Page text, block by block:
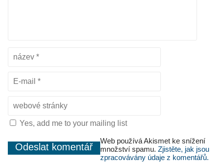
Yes, add me to your mailing list
Web používá Akismet ke snížení
množství spamu. Zjistěte, jak jsou
zpracovávány údaje z komentářů.